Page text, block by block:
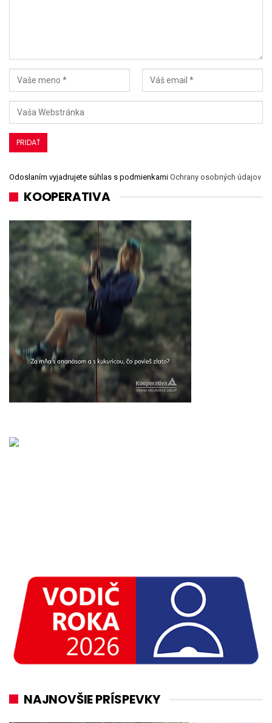
Odoslaním vyjadrujete súhlas s podmienkami Ochrany osobných údajov
KOOPERATIVA
NAJNOVŠIE PRÍSPEVKY